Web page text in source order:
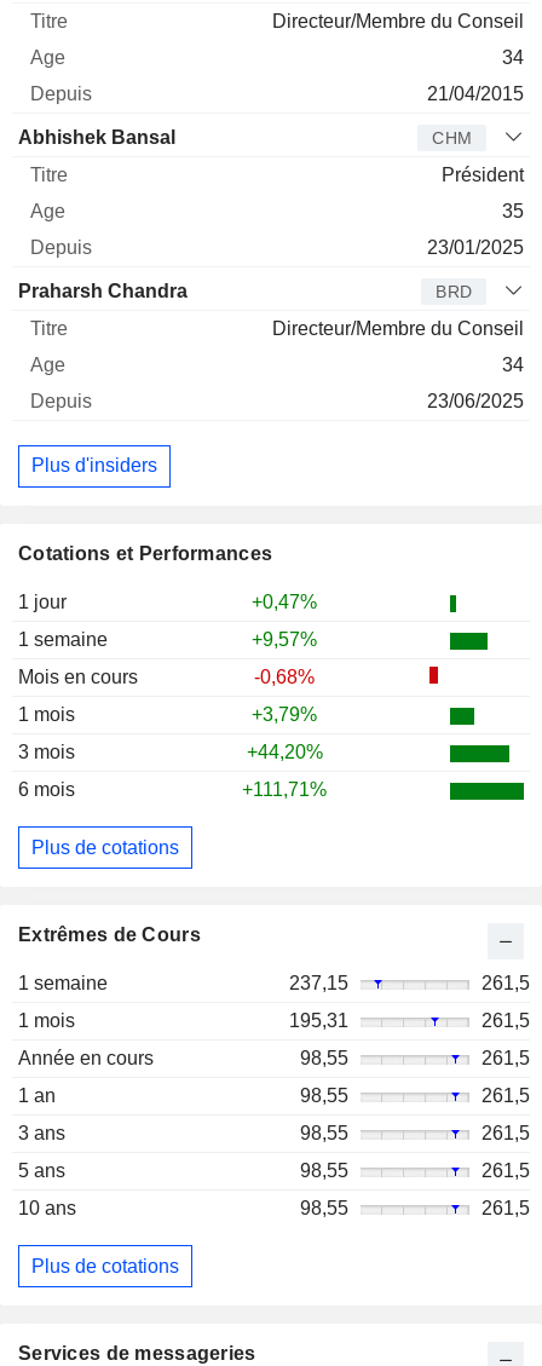
Cotations et Performances
1 jour
+0,47%
1 semaine
+9,57%
Mois en cours
-0,68%
1 mois
+3,79%
3 mois
+44,20%
6 mois
+111,71%
Plus de cotations
Extrêmes de Cours
1 semaine 237,15
261,5
1 mois
195,31
261,5
Année en cours
98,55
261,5
1 an
98,55
261,5
3 ans
98,55
261,5
5 ans
98,55
261,5
10 ans
98,55 261,5
Plus de cotations
Directeur/Membre du Conseil
34
21/04/2015
Abhishek Bansal CHM
Président
35
23/01/2025
Praharsh Chandra BRD
Directeur/Membre du Conseil
34
23/06/2025
Plus d'insiders
Services de messageries